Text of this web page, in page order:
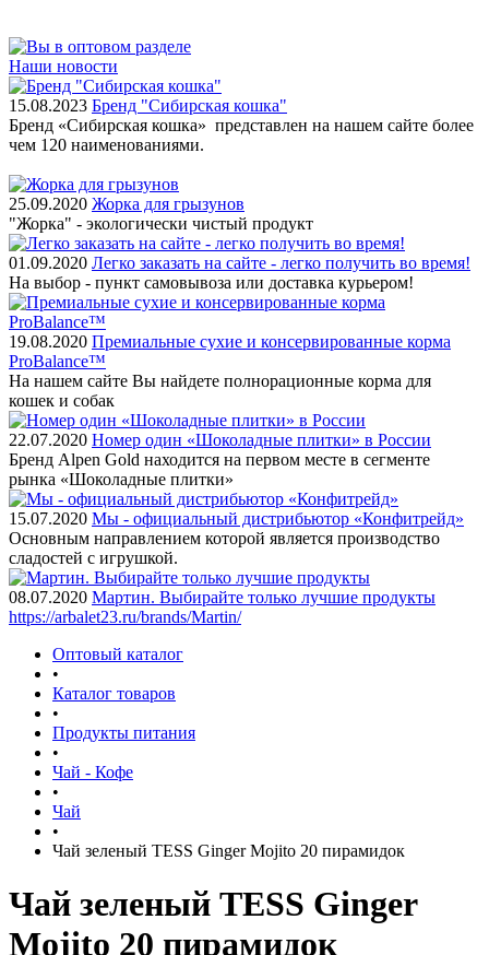
Наши новости
15.08.2023 Бренд "Сибирская кошка"
Бренд «Сибирская кошка» представлен на нашем сайте более
чем 120 наименованиями.
25.09.2020 Жорка для грызунов
"Жорка" - экологически чистый продукт
01.09.2020 Легко заказать на сайте - легко получить во время!
На выбор - пункт самовывоза или доставка курьером!
19.08.2020 Премиальные сухие и консервированные корма
ProBalance™
На нашем сайте Вы найдете полнорационные корма для
кошек и собак
22.07.2020 Номер один «Шоколадные плитки» в России
Бренд Alpen Gold находится на первом месте в сегменте
рынка «Шоколадные плитки»
15.07.2020 Мы - официальный дистрибьютор «Конфитрейд»
Основным направлением которой является производство
сладостей с игрушкой.
08.07.2020 Мартин. Выбирайте только лучшие продукты
https://arbalet23.ru/brands/Martin/
Оптовый каталог
•
Каталог товаров
•
Продукты питания
•
Чай - Кофе
•
Чай
•
Чай зеленый TESS Ginger Mojito 20 пирамидок
Чай зеленый TESS Ginger
Mojito 20 пирамидок